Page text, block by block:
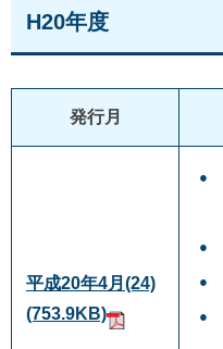
H20年度
発行月
平成20年4月(24)
(753.9KB)